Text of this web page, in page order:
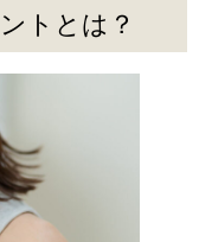
トとは？